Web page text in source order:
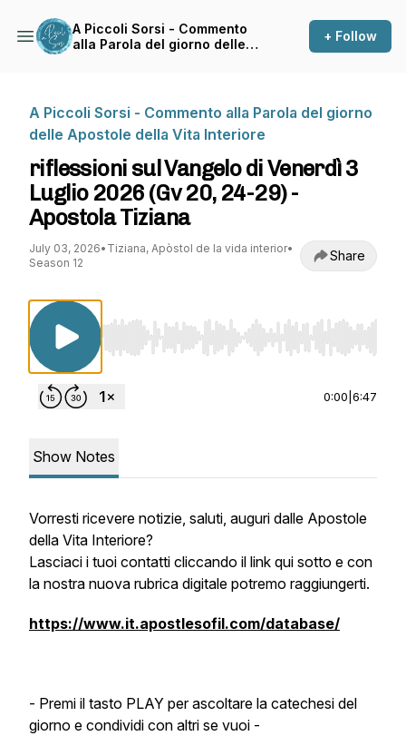
A Piccoli Sorsi - Commento
alla Parola del giorno delle
+ Follow
A Piccoli Sorsi - Commento alla Parola del giorno
delle Apostole della Vita Interiore
riflessioni sul Vangelo di Venerdì 3
Luglio 2026 (Gv 20, 24-29) -
Apostola Tiziana
July 03, 2026• Tiziana, Apòstol de la vida interior•
Season 12
Share
Use Left/Right to seek, Home/End to jump to
0:00 6:47
Show Notes
Vorresti ricevere notizie, saluti, auguri dalle Apostole
della Vita Interiore?
Lasciaci i tuoi contatti cliccando il link qui sotto e con
la nostra nuova rubrica digitale potremo raggiungerti.
https://www.it.apostlesofil.com/database/
- Premi il tasto PLAY per ascoltare la catechesi del
giorno e condividi con altri se vuoi -